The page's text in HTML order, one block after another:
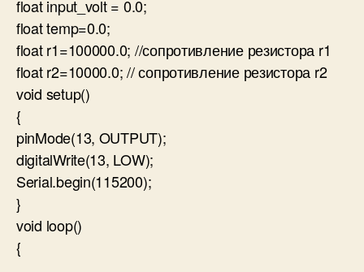
float input_volt = 0.0;
float temp=0.0;
float r1=100000.0; //сопротивление резистора r1
float r2=10000.0; // сопротивление резистора r2
void setup()
{
pinMode(13, OUTPUT);
digitalWrite(13, LOW);
Serial.begin(115200);
}
void loop()
{